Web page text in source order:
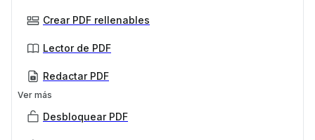
Crear PDF rellenables
Lector de PDF
Redactar PDF
Ver más
Desbloquear PDF